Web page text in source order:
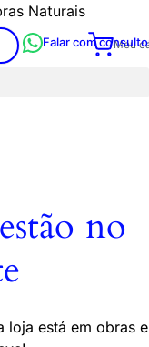
Naturais
Meu
Falar com
no
loja está em obras e